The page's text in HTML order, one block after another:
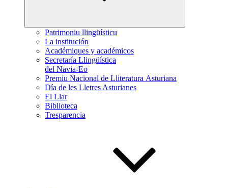
Patrimoniu llingüísticu
La institución
Académiques y académicos
Secretaría Llingüística
del Navia-Eo
Premiu Nacional de Lliteratura Asturiana
Día de les Lletres Asturianes
El Llar
Biblioteca
Tresparencia